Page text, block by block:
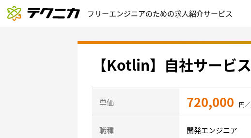
フリーエンジニアのための求人紹介サービス
【Kotlin】自社サービ
単価 720,000 円
職種 開発エンジニア